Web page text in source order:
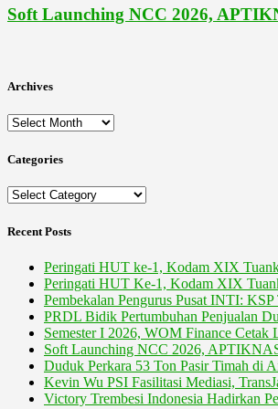
Soft Launching NCC 2026,
Archives
Archives
Categories
Categories
Recent Posts
Peringati HUT ke-1, Kodam XIX
Peringati HUT Ke-1, Kodam XIX
Pembekalan Pengurus Pusat INTI:
PRDL Bidik Pertumbuhan Penjualan
Semester I 2026, WOM Finance
Soft Launching NCC 2026,
Duduk Perkara 53 Ton Pasir Timah di
Kevin Wu PSI Fasilitasi Mediasi,
Victory Trembesi Indonesia Hadirkan